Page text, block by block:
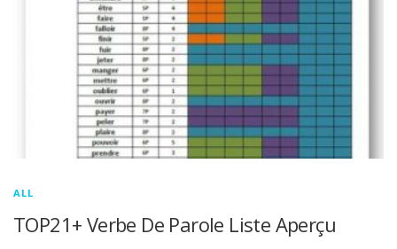
ALL
TOP21+ Verbe De Parole Liste Aperçu